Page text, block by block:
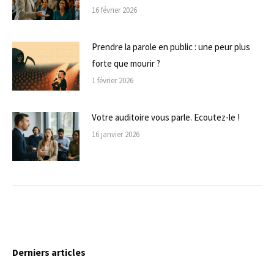
16 février 2026
Prendre la parole en public : une peur plus
forte que mourir ?
1 février 2026
Votre auditoire vous parle. Ecoutez-le !
16 janvier 2026
Derniers articles